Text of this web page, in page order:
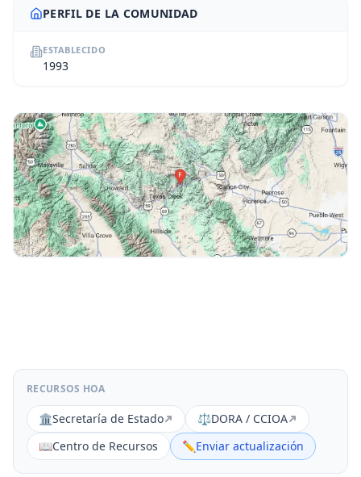
PERFIL DE LA COMUNIDAD
ESTABLECIDO
1993
RECURSOS HOA
🏛️Secretaría de Estado ⚖️DORA / CCIOA
📖Centro de Recursos ✏️Enviar actualización